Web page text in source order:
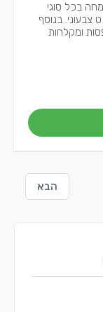
בכל סוגי
צבעוני. בנוסף
ומקלחות
הבא